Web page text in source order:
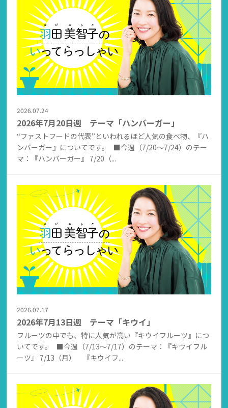
2026.07.24
2026年7月20日週 テーマ「ハンバーガー」
“ファストフードの代表”といわれるほど人気の食べ物、『ハ
ンバーガー』についてです。 ■今週（7/20～7/24）のテー
マ：『ハンバーガー』 7/20（...
2026.07.17
2026年7月13日週 テーマ「キウイ」
フルーツの中でも、特に人気が高い『キウイフルーツ』につ
いてです。 ■今週（7/13～7/17）のテーマ：『キウイフル
ーツ』 7/13（月） 『キウイフ...